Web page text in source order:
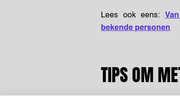
Lees ook eens:
bekende personen
TIPS OM